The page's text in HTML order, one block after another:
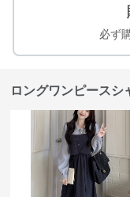
必ず
ロングワンピースシ